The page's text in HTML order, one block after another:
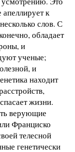
к
слов. С
обладает
и
ученые;
и
находит
жизни.
верующие
Франциско
телесной
генетически